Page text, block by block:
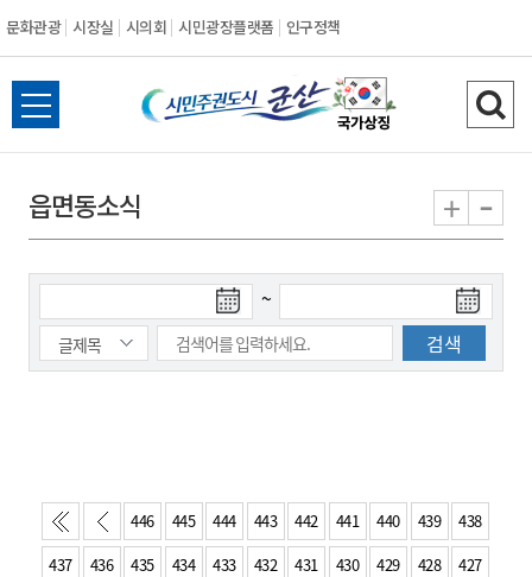
문화관광 시장실 시의회 시민광장플랫폼 인구정책
시
민
권
도
시
산
전
체
뉴
열
검
색
기
읍면동소식 + -
색
시
~
색
종
446 445 444 443 442 441 440 439
438
437
436 435 434 433 432 431 430 429 428
427